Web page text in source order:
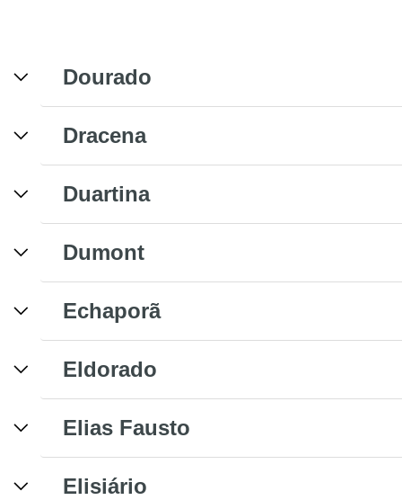
Dourado
Dracena
Duartina
Dumont
Echaporã
Eldorado
Elias Fausto
Elisiário